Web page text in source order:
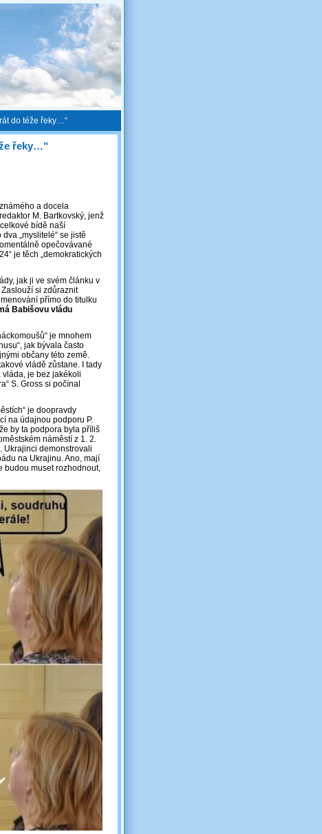
do téže řeky…“
řeky…“
a docela
M. Bartkovský, jenž
bídě naší
„myslitelé“ se jistě
opečovávané
je těch „demokratických
jak ji ve svém článku v
Zaslouží si zdůraznit
přímo do titulku
Babišovu vládu
je mnohem
jak bývala často
občany této země.
vládě zůstane. I tady
je bez jakékoli
S. Gross si počínal
je doopravdy
na údajnou podporu P.
by ta podpora byla příliš
náměstí z 1. 2.
Ukrajinci demonstrovali
na Ukrajinu. Ano, mají
budou muset rozhodnout,